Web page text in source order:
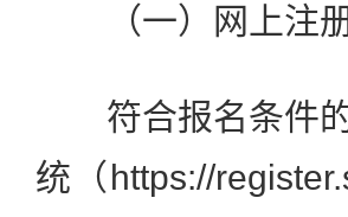
（一）网上注
符合报名条件的
统（https://